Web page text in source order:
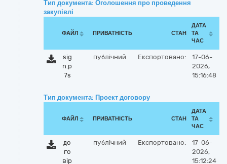
Тип документа: Оголошення про проведення
закупівлі
ФАЙЛ ПРИВАТНІСТЬ СТАН
ДАТА
ТА
ЧАС
sig
n.p
7s
публічний Експортовано:
17-06-
2026,
15:16:48
Тип документа: Проект договору
ФАЙЛ ПРИВАТНІСТЬ СТАН
ДАТА
ТА
ЧАС
до
го
вір
публічний Експортовано:
17-06-
2026,
15:12:24